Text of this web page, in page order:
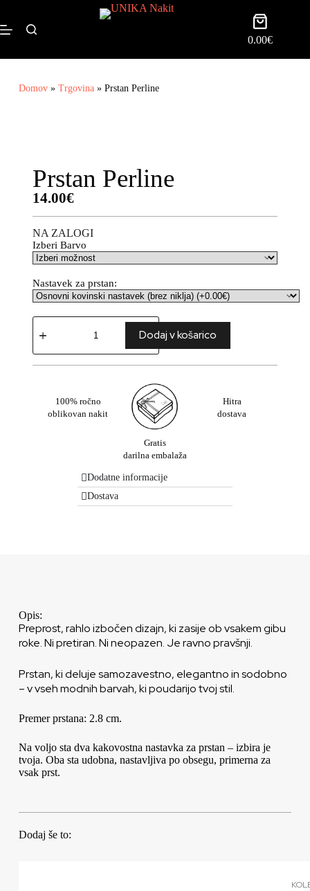
0.00€
Domov» Trgovina» Prstan Perline
Prstan Perline
14.00€
NA ZALOGI
Izberi Barvo
Nastavek za prstan:
Dodaj v košarico
100% ročno
oblikovan nakit
Gratis
darilna embalaža
Hitra
dostava
Dodatne informacije
Dostava
Opis:
Preprost, rahlo izbočen dizajn, ki zasije ob vsakem gibu
roke. Ni pretiran. Ni neopazen. Je ravno pravšnji.
Prstan, ki deluje samozavestno, elegantno in sodobno
– v vseh modnih barvah, ki poudarijo tvoj stil.
Premer prstana: 2.8 cm.
Na voljo sta dva kakovostna nastavka za prstan – izbira je
tvoja. Oba sta udobna, nastavljiva po obsegu, primerna za
vsak prst.
Dodaj še to: